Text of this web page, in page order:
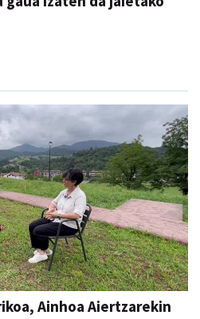
Ainhoa Aiertzarekin